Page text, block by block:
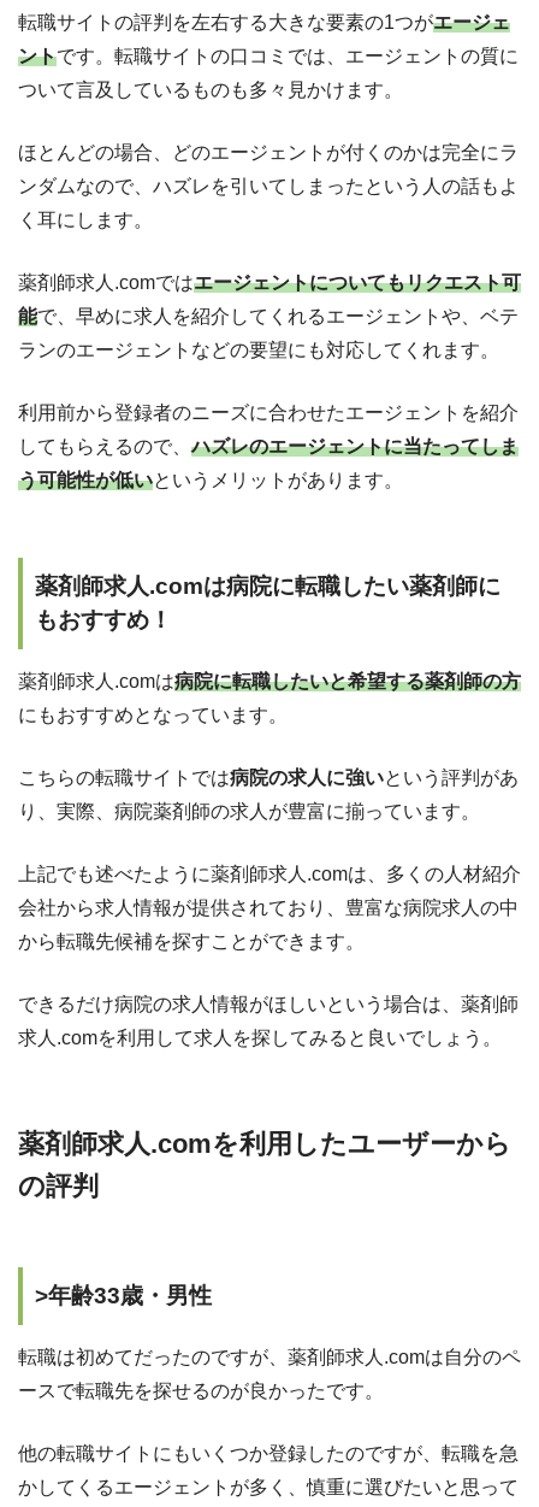
転職サイトの評判を左右する大きな要素の1つがエージェ
ントです。転職サイトの口コミでは、エージェントの質に
ついて言及しているものも多々見かけます。
ほとんどの場合、どのエージェントが付くのかは完全にラ
ンダムなので、ハズレを引いてしまったという人の話もよ
く耳にします。
薬剤師求人.comではエージェントについてもリクエスト可
能で、早めに求人を紹介してくれるエージェントや、ベテ
ランのエージェントなどの要望にも対応してくれます。
利用前から登録者のニーズに合わせたエージェントを紹介
してもらえるので、ハズレのエージェントに当たってしま
う可能性が低いというメリットがあります。
薬剤師求人.comは病院に転職したい薬剤師に
もおすすめ！
薬剤師求人.comは病院に転職したいと希望する薬剤師の方
にもおすすめとなっています。
こちらの転職サイトでは病院の求人に強いという評判があ
り、実際、病院薬剤師の求人が豊富に揃っています。
上記でも述べたように薬剤師求人.comは、多くの人材紹介
会社から求人情報が提供されており、豊富な病院求人の中
から転職先候補を探すことができます。
できるだけ病院の求人情報がほしいという場合は、薬剤師
求人.comを利用して求人を探してみると良いでしょう。
薬剤師求人.comを利用したユーザーから
の評判
>年齢33歳・男性
転職は初めてだったのですが、薬剤師求人.comは自分のペ
ースで転職先を探せるのが良かったです。
他の転職サイトにもいくつか登録したのですが、転職を急
かしてくるエージェントが多く、慎重に選びたいと思って